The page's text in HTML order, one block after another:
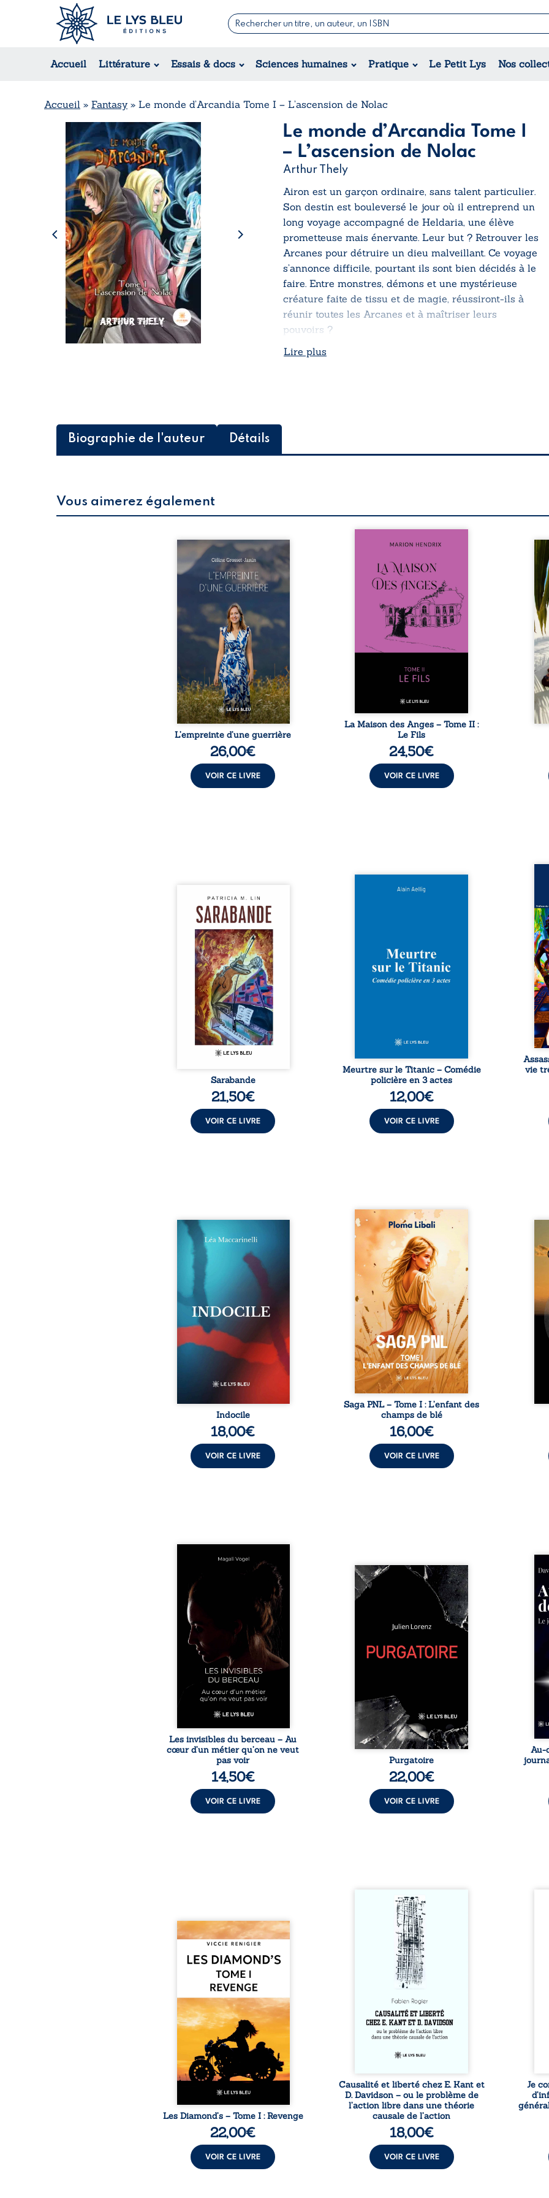
Accueil Littérature Essais & docs Sciences humaines Pratique Le Petit Lys Nos
Romans
Suspense / Thriller / Policier
Romance
Régional
Jeunesse
Théâtre
Accueil » Fantasy» Le monde d’Arcandia Tome I – L’ascension de Nolac
Le monde d’Arcandia Tome I
– L’ascension de Nolac
Arthur Thely
Airon est un garçon ordinaire, sans talent particulier.
Son destin est bouleversé le jour où il entreprend un
long voyage accompagné de Heldaria, une élève
prometteuse mais énervante. Leur but ? Retrouver les
Arcanes pour détruire un dieu malveillant. Ce voyage
s’annonce difficile, pourtant ils sont bien décidés à le
faire. Entre monstres, démons et une mystérieuse
créature faite de tissu et de magie, réussiront-ils à
réunir toutes les Arcanes et à maîtriser leurs
pouvoirs ?
Lire plus
Biographie de l'auteur Détails
Vous aimerez également
Que reste-t-il de l’enfance
lorsque la maladie impose ses
propres règles ? L’empreinte
d’une guerrière livre, sans
détour, le récit d’un quotidien
bouleversé par la maladie
chronique, l’errance médicale
et de longues hospitalisations.
L’auteure y raconte ce que les
dossiers médicaux taisent : la
peur, l’isolement, l’épuisement
et le sentiment de ne pas ...
L’empreinte d’une guerrière
26,00€
VOIR CE LIVRE
Nous sommes en 1979, soit 15
patriarche Anatole-Eustache.
La famille devra affronter non
seulement un inconnu qui rôde
autour du domaine et dont
Firmin, le fidèle majordome,
redoute les visites, le passé
encombrant d’Anatole-
Eustache, la malédiction
familiale, mais aussi la toute-
puissance de Gauthier. Mais
comment dompter cet enfant
avant qu’il ...
La Maison des Anges – Tome II :
Le Fils
24,50€
VOIR CE LIVRE
Au
eux,
Aux chants crépitants de l’été,
Sous le silence ouaté de la
neige en hiver, Au cours de
nuits pâles, Dans la clarté
bienveillante de la lune, Rêves,
pensées, révoltes et espoirs…
Des mots s’assemblent, colorés,
rebelles aux règles de la
poésie, mais chantant en
rythme. Ils forment une
sarabande, passionnée souvent,
Sarabande
21,50€
VOIR CE LIVRE
Et si le naufrage n’avait pas
les profondeurs de l’Atlantique.
Sept décennies plus tard, la
découverte de l’épave fait
resurgir un secret que l’on
Meurtre sur le Titanic – Comédie
policière en 3 actes
12,00€
VOIR CE LIVRE
La
de
qui
vie
Quatre parties. Quatre refus.
Quatre visages d’une existence
en friction. Entre les silences
qu’on ne déchiffre pas, les
amours qu’on dérange, les
corps qu’on administre et les
liens qu’on sabote, cet ouvrage
parle à celles et ceux qui
vivent trop fort, trop vrai, trop
tôt. Indocile est une traversée.
Une langue nue. Une
insurrection calme. Une
déclaration d’existence pour ...
Indocile
18,00€
VOIR CE LIVRE
Autrefois, les champs
d’Atlantis vibraient sous le
vent et les enfants couraient
dans les blés. Puis la couronne
plia le genou, livrant son
peuple à l’ombre d’Ivorny. À
Atove, Luwel aurait pu
disparaître dans les ruines de
son destin ; pourtant, sous les
pierres d’un temple oublié, des
rebelles lui tendirent la main.
Parmi eux, Atos, général sans
trône mais habité par ...
Saga PNL – Tome I : L’enfant des
champs de blé
16,00€
VOIR CE LIVRE
les
les
Qui prend soin de celles et
ceux auxquels nous confions
nos enfants ? Derrière la
douceur apparente des
maisons d’accueil se joue une
réalité que nul ne soupçonne :
rémunérations dérisoires,
solitude, épuisement,
responsabilités écrasantes… À
travers des témoignages
saisissants et sa propre
expérience, Magali Vogel lève
le voile sur les coulisses d’une ...
Les invisibles du berceau – Au
cœur d’un métier qu’on ne veut
pas voir
14,50€
VOIR CE LIVRE
Vingt années d’écriture, de
blessures, d’émotions et de
pensées se rencontrent dans
ce recueil profondément
intime. Entre nouvelles
autobiographiques, poèmes
philosophiques, chaque texte
ouvre une porte sur
être choisie au hasard, comme
une rencontre inattendue sur
le chemin de la vie. ...
Purgatoire
22,00€
VOIR CE LIVRE
Né
la
ses
prix
les
Au-
Revenge est à la tête des
Diamond’s, un clan de motards
aussi réputé et respecté que
redouté dans tout le pays. Rien
ne la prédestinait à cette vie,
mais les épreuves ont forgé
une femme dure, inaccessible
et résolue à ne jamais dévoiler
ses faiblesses, jusqu’à ce que
le mystérieux Juan croise sa
route. Chef d’une famille de
Nomads, Juan porte lui aussi le
poids ...
Les Diamond’s – Tome I : Revenge
22,00€
VOIR CE LIVRE
Sommes-nous vraiment libres
si chacun de nos actes s’inscrit
dans une chaîne de causes ? À
travers une confrontation
entre les pensées d’Emmanuel
Kant et de Donald Davidson,
cet essai explore les liens entre
libre arbitre, déterminisme
causal et responsabilité. De la
volonté kantienne au monisme
anomal de Davidson, il
interroge la manière dont les
intentions et les croyances
peuvent ...
Causalité et liberté chez E. Kant et
D. Davidson – ou le problème de
l’action libre dans une théorie
causale de l’action
18,00€
VOIR CE LIVRE
Je
et
Je